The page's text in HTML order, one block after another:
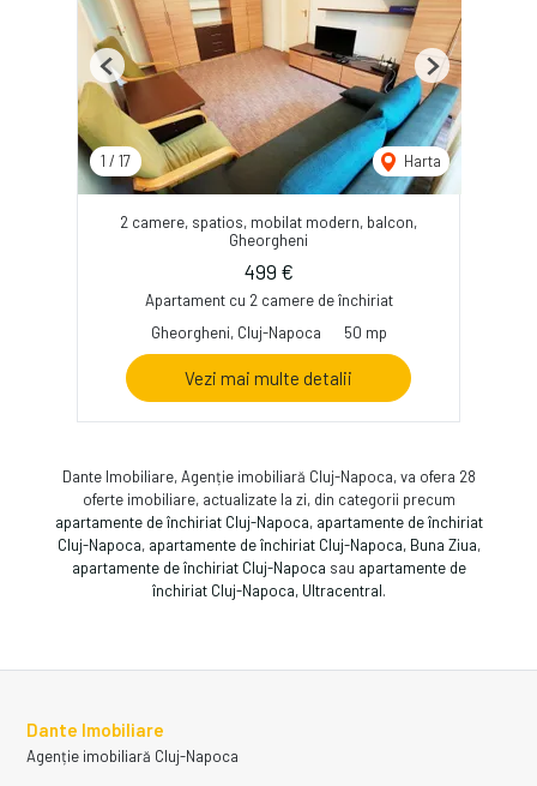
1 / 17 Harta
Previous Next
2 camere, spatios, mobilat modern, balcon,
Gheorgheni
499 €
Apartament cu 2 camere de închiriat
Gheorgheni, Cluj-Napoca
50 mp
Vezi mai multe detalii
Dante Imobiliare, Agenție imobiliară Cluj-Napoca, va ofera 28
oferte imobiliare, actualizate la zi, din categorii precum
apartamente de închiriat Cluj-Napoca, apartamente de închiriat
Cluj-Napoca, apartamente de închiriat Cluj-Napoca, Buna Ziua,
apartamente de închiriat Cluj-Napoca sau apartamente de
închiriat Cluj-Napoca, Ultracentral.
Dante Imobiliare
Agenție imobiliară Cluj-Napoca